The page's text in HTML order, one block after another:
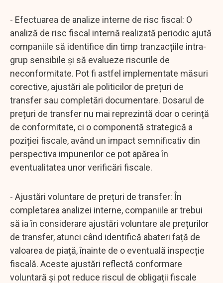
- Efectuarea de analize interne de risc fiscal: O
analiză de risc fiscal internă realizată periodic ajută
companiile să identifice din timp tranzacțiile intra-
grup sensibile și să evalueze riscurile de
neconformitate. Pot fi astfel implementate măsuri
corective, ajustări ale politicilor de prețuri de
transfer sau completări documentare. Dosarul de
prețuri de transfer nu mai reprezintă doar o cerință
de conformitate, ci o componentă strategică a
poziției fiscale, având un impact semnificativ din
perspectiva impunerilor ce pot apărea în
eventualitatea unor verificări fiscale.
- Ajustări voluntare de prețuri de transfer: În
completarea analizei interne, companiile ar trebui
să ia în considerare ajustări voluntare ale prețurilor
de transfer, atunci când identifică abateri față de
valoarea de piață, înainte de o eventuală inspecție
fiscală. Aceste ajustări reflectă conformare
voluntară și pot reduce riscul de obligații fiscale